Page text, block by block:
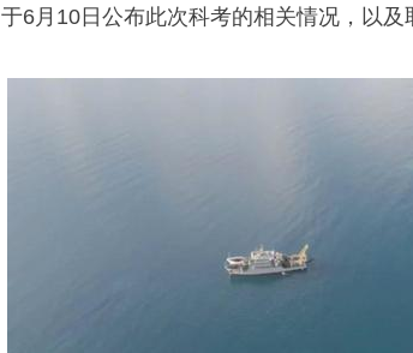
于6月10日公布此次科考的相关情况，以及